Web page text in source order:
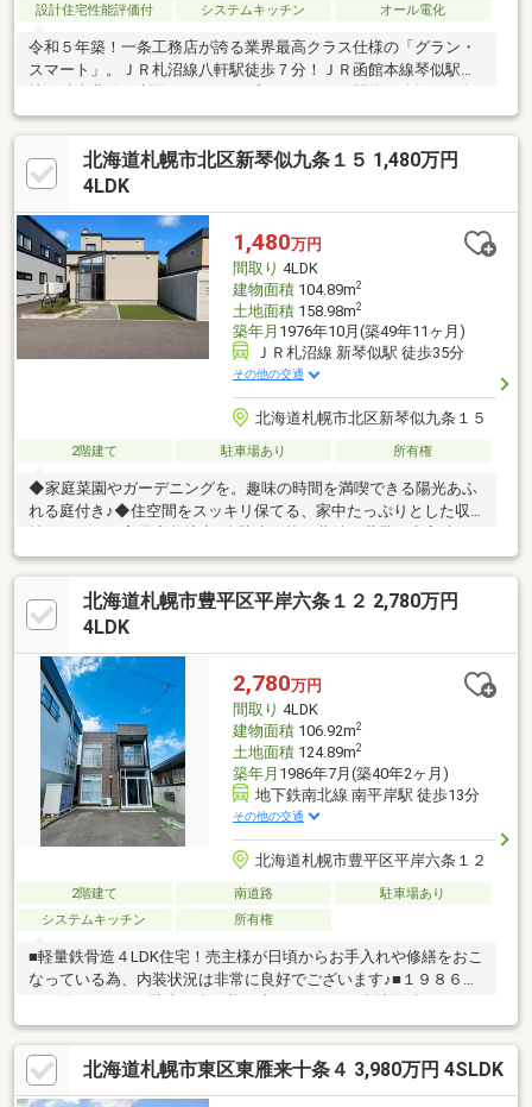
設計住宅性能評価付
システムキッチン オール電化
令和５年築！一条工務店が誇る業界最高クラス仕様の「グラン・
スマート」。ＪＲ札沼線八軒駅徒歩７分！ＪＲ函館本線琴似駅、
地下鉄南北線も利用できるトリプルアクセス！閑静な八軒１０条
の住宅地。太陽光発電システム（ソーラーパネル＋蓄電池）でで
災害時も普段と変わらない生活が可能。ランニングコストが管理
しやすいオール電化。省令準耐火構造使用。広々１９帖のリビン
グには吹抜けがあり、開放的！全館床暖房付きで冬も暖か！オー
Ｗフラットのラクッキングリル。リビング階段はご家族の動線が
わかりコミュニケーションがとりやすい。換気システムあり。ナ
ノイー３か所あり。
北海道札幌市北区新琴似九条１５ 1,480万円
4LDK
1,480万円
間取り 4LDK
建物面積104.89m2
土地面積158.98m2
築年月 1976年10月(築49年11ヶ月)
ＪＲ札沼線 新琴似駅 徒歩35分
その他の交通
北海道札幌市北区新琴似九条１５
2階建て 駐車場あり 所有権
◆家庭菜園やガーデニングを。趣味の時間を満喫できる陽光あふ
れる庭付き♪◆住空間をスッキリ保てる、家中たっぷりとした収
安心のスペースを確保
北海道札幌市豊平区平岸六条１２ 2,780万円
4LDK
2,780万円
間取り 4LDK
建物面積106.92m2
土地面積124.89m2
築年月 1986年7月(築40年2ヶ月)
地下鉄南北線 南平岸駅 徒歩13分
その他の交通
北海道札幌市豊平区平岸六条１２
2階建て 南道路
駐車場あり
システムキッチン
所有権
■軽量鉄骨造４LDK住宅！売主様が日頃からお手入れや修繕をおこ
なっている為、内装状況は非常に良好でございます♪■１９８６年
７月築 ４LDK 駐車２台可能（車種による）■土地面積：１２
４．８９m2（３７．７７坪） ■建物面積：１０６．９２m2（３
２．３４坪）■南側前面道路幅員：約５．００ｍ（位置指定道
路・私道負担無） ■地下鉄南北線「南平岸」駅徒歩約１３分
地下鉄東豊線「美園」駅徒歩約１５分の地下鉄２路線利用可能エ
北海道札幌市東区東雁来十条４ 3,980万円 4SLDK